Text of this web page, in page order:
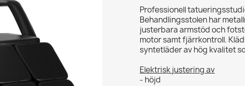
Professionell
Behandlingsstolen har
justerbara armstöd och
motor samt fjärrkontroll.
syntetläder av hög kvalitet
Elektrisk justering av
- höjd